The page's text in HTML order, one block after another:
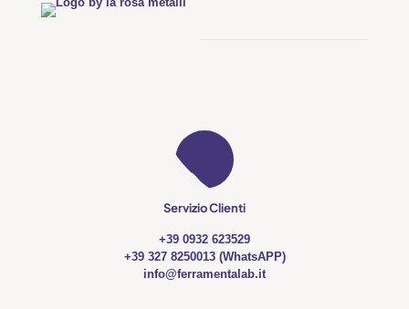
Servizio Clienti
+39 0932 623529
+39 327 8250013 (WhatsAPP)
info@ferramentalab.it